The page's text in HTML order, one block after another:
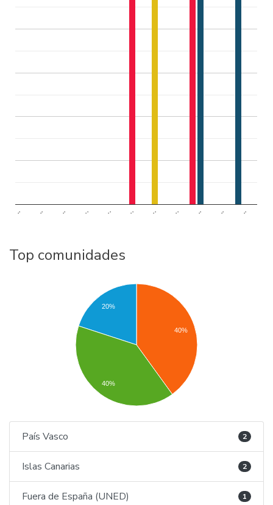
.. .. .. .. .. .. .. .. .. .. ..
Top comunidades
40%
20%
40%
País Vasco 2
Islas Canarias 2
Fuera de España (UNED) 1